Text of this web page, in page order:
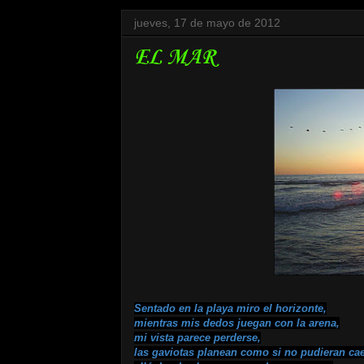
jueves, 17 de mayo de 2012
EL MAR
Sentado en la playa miro el horizonte,
mientras mis dedos juegan con la arena,
mi vista parece perderse,
las gaviotas planean como si no pudieran